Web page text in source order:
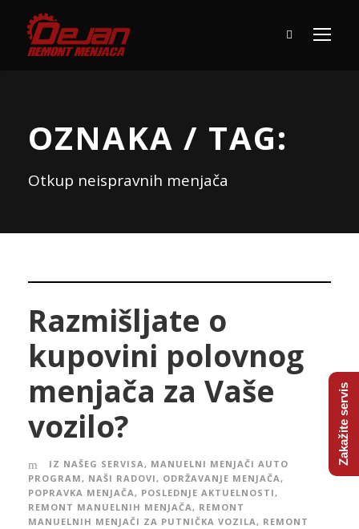
OZNAKA / TAG:
Otkup neispravnih menjača
Razmišljate o
kupovini polovnog
menjača za Vaše
vozilo?
IZ NAŠEG SERVISA, MANUELNI MENJAČI AUTO
PROGRAM, NAŠI RADOVI, ODRŽAVANJE MENJAČA,
POPRAVKA MENJAČA, POSLEDNJE AKTUELNOSTI,
REMONT MANUELNIH MENJAČA, REMONT
MANUELNIH MENJAČI ZA PUTNIČKA VOZILA, REMONT
Zakažite servis